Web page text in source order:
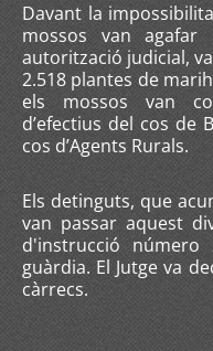
Davant la
mossos van agafar
autorització judicial,
2.518 plantes de
els mossos van
d’efectius del cos de
cos d’Agents Rurals.
Els detinguts, que
van passar aquest
d'instrucció
guàrdia. El Jutge va
càrrecs.